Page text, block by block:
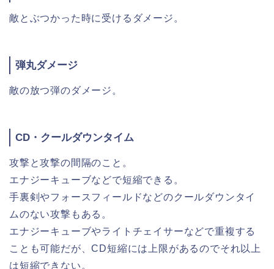
敵とぶつかった時に受けるダメージ。
弾丸ダメージ
敵の放つ弾のダメージ。
CD・クールダウンタイム
攻撃と攻撃の間隔のこと。
エナジーキューブなどで短縮できる。
手裏剣やフォースフィールドなどのクールダウンタイ
ムのない攻撃もある。
エナジーキューブやライトチェイサーなどで重複する
ことも可能だが、CD短縮には上限があるのでそれ以上
は短縮できない。